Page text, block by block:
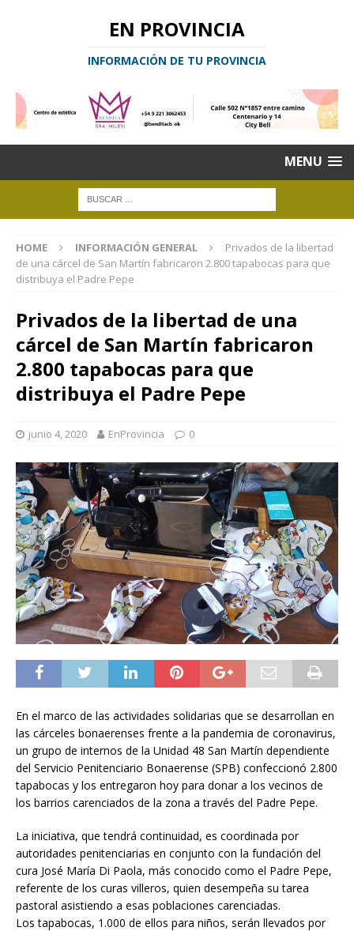
EN PROVINCIA
INFORMACIÓN DE TU PROVINCIA
MENU
HOME INFORMACIÓN GENERAL
Privados de la libertad
de una cárcel de San Martín fabricaron 2.800 tapabocas para que
distribuya el Padre Pepe
Privados de la libertad de una
cárcel de San Martín fabricaron
2.800 tapabocas para que
distribuya el Padre Pepe
junio 4, 2020 EnProvincia 0
En el marco de las actividades solidarias que se desarrollan en
las cárceles bonaerenses frente a la pandemia de coronavirus,
un grupo de internos de la Unidad 48 San Martín dependiente
del Servicio Penitenciario Bonaerense (SPB) confeccionó 2.800
tapabocas y los entregaron hoy para donar a los vecinos de
los barrios carenciados de la zona a través del Padre Pepe.
La iniciativa, que tendrá continuidad, es coordinada por
autoridades penitenciarias en conjunto con la fundación del
cura José María Di Paola, más conocido como el Padre Pepe,
referente de los curas villeros, quien desempeña su tarea
pastoral asistiendo a esas poblaciones carenciadas.
Los tapabocas, 1.000 de ellos para niños, serán llevados por